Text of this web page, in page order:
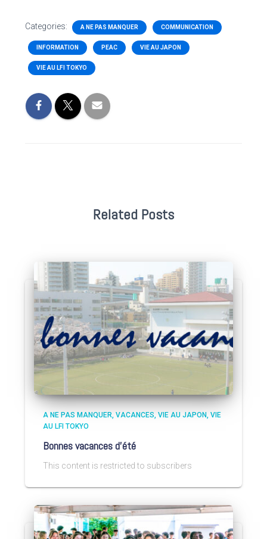
Categories: A NE PAS MANQUER COMMUNICATION
INFORMATION PEAC VIE AU JAPON
VIE AU LFI TOKYO
Related Posts
A NE PAS MANQUER VACANCES VIE AU JAPON VIE
AU LFI TOKYO
Bonnes vacances d’été
This content is restricted to subscribers